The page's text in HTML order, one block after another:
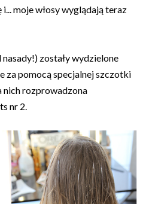
moje włosy wyglądają teraz
zostały wydzielone
za pomocą specjalnej szczotki
nich rozprowadzona
nr 2.